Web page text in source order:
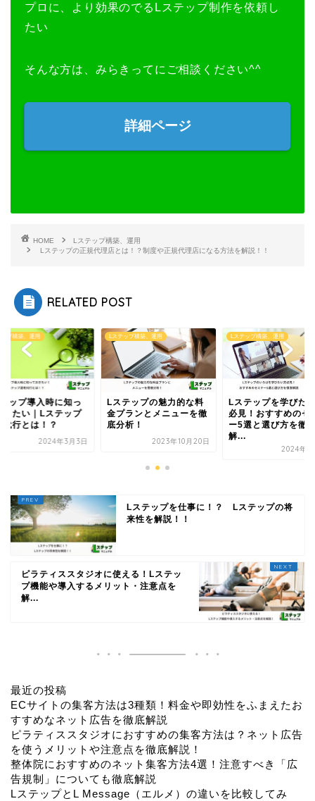
プロに、より効果のでるLステップ制作を依頼し
たい
そんな方は、みらきってにご相談ください^^
詳細ページ
HOME
Lステップ構築、運用
Lステップの正規代理店とは！？制度や正規代理店になる方法を解説！！
RELATED POST
ップ構築、運用
ップ導入時に知っ
きたい｜Lステップ
代行とは！？
2024年3月3日
Lステップ構築、運用
Lステップの魅力的な料
金プランとメニューを徹
底分析！
2023年10月20日
Lステップ構築、運用
Lステップを学びた
必見！おすすめのセ
ー5選と選び方を徹
解...
2024年4
Lステップを仕事に！？ Lステップの将
来性を解説！！
ピラティススタジオに使える！Lステッ
プ機能や導入するメリット・注意点を
解...
最近の投稿
ECサイトの集客方法は3種類！料金や即効性をふまえたお
すすめなネット広告を徹底解説
ピラティススタジオにおすすめの集客方法は？ネット広告
を使うメリットや注意点を徹底解説！
整体院におすすめのネット集客方法4選！注意すべき「広
告規制」についても徹底解説
LステップとL Message（エルメ）の違いを比較してみ
運営会社
お問い合わせ